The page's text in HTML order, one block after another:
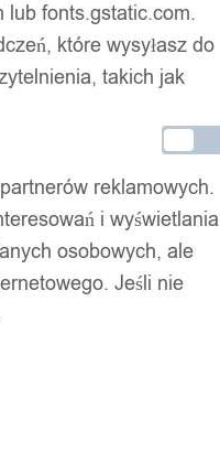
lub fonts.gstatic.com.
które wysyłasz do
takich jak
reklamowych.
i wyświetlania
osobowych, ale
Jeśli nie